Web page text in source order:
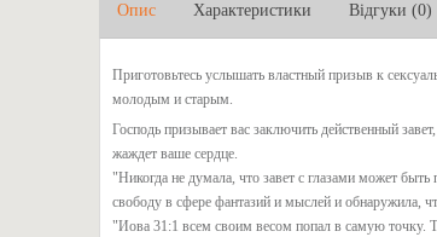
Опис Характеристики Відгуки (0)
​​​​​​Приготовьтесь услышать властный призыв к
молодым и старым.
Господь призывает вас заключить действенный
жаждет ваше сердце.
"Никогда не думала, что завет с глазами может
свободу в сфере фантазий и мыслей и обнаружила,
"Иова 31:1 всем своим весом попал в самую точку.